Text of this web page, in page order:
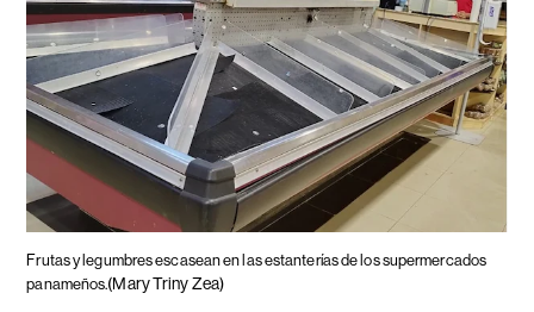
Frutas y legumbres escasean en las estanterías de los supermercados
panameños.(Mary Triny Zea)